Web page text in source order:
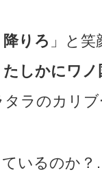
りろ 」と
たしかにワ
ラのカリブ
いるのか